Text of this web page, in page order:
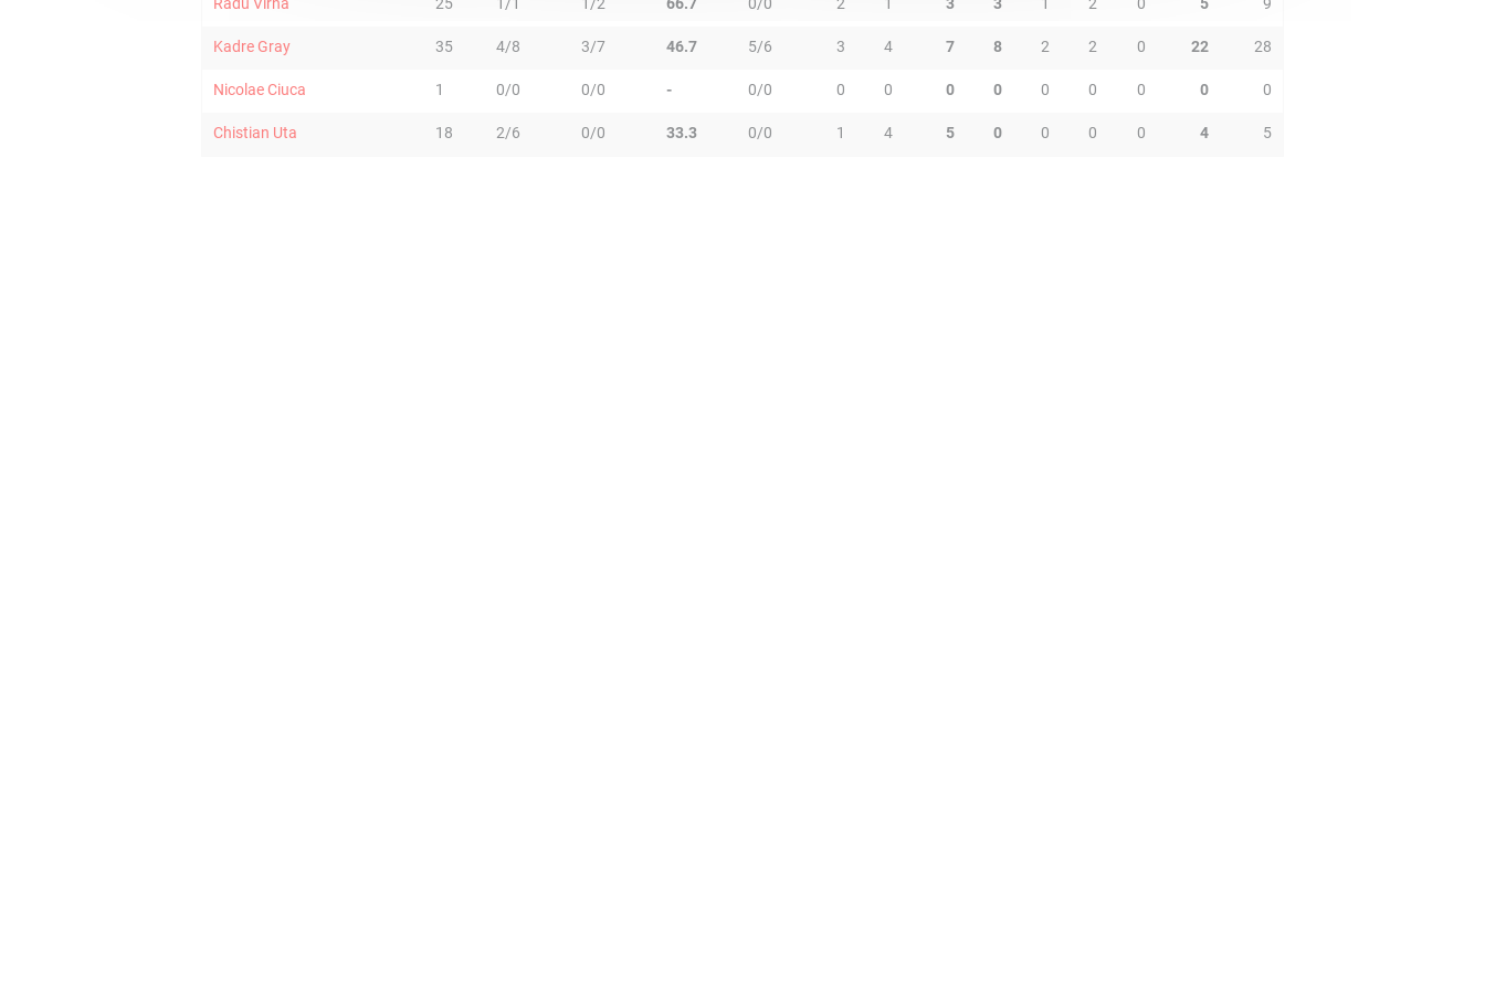
Kadre Gray 35 4/8 3/7 46.7 5/6 3 4 7 8 2 2 0 22 28
Nicolae Ciuca 1 0/0 0/0 - 0/0 0 0 0 0 0 0 0 0 0
Chistian Uta 18 2/6 0/0 33.3 0/0 1 4 5 0 0 0 0 4 5